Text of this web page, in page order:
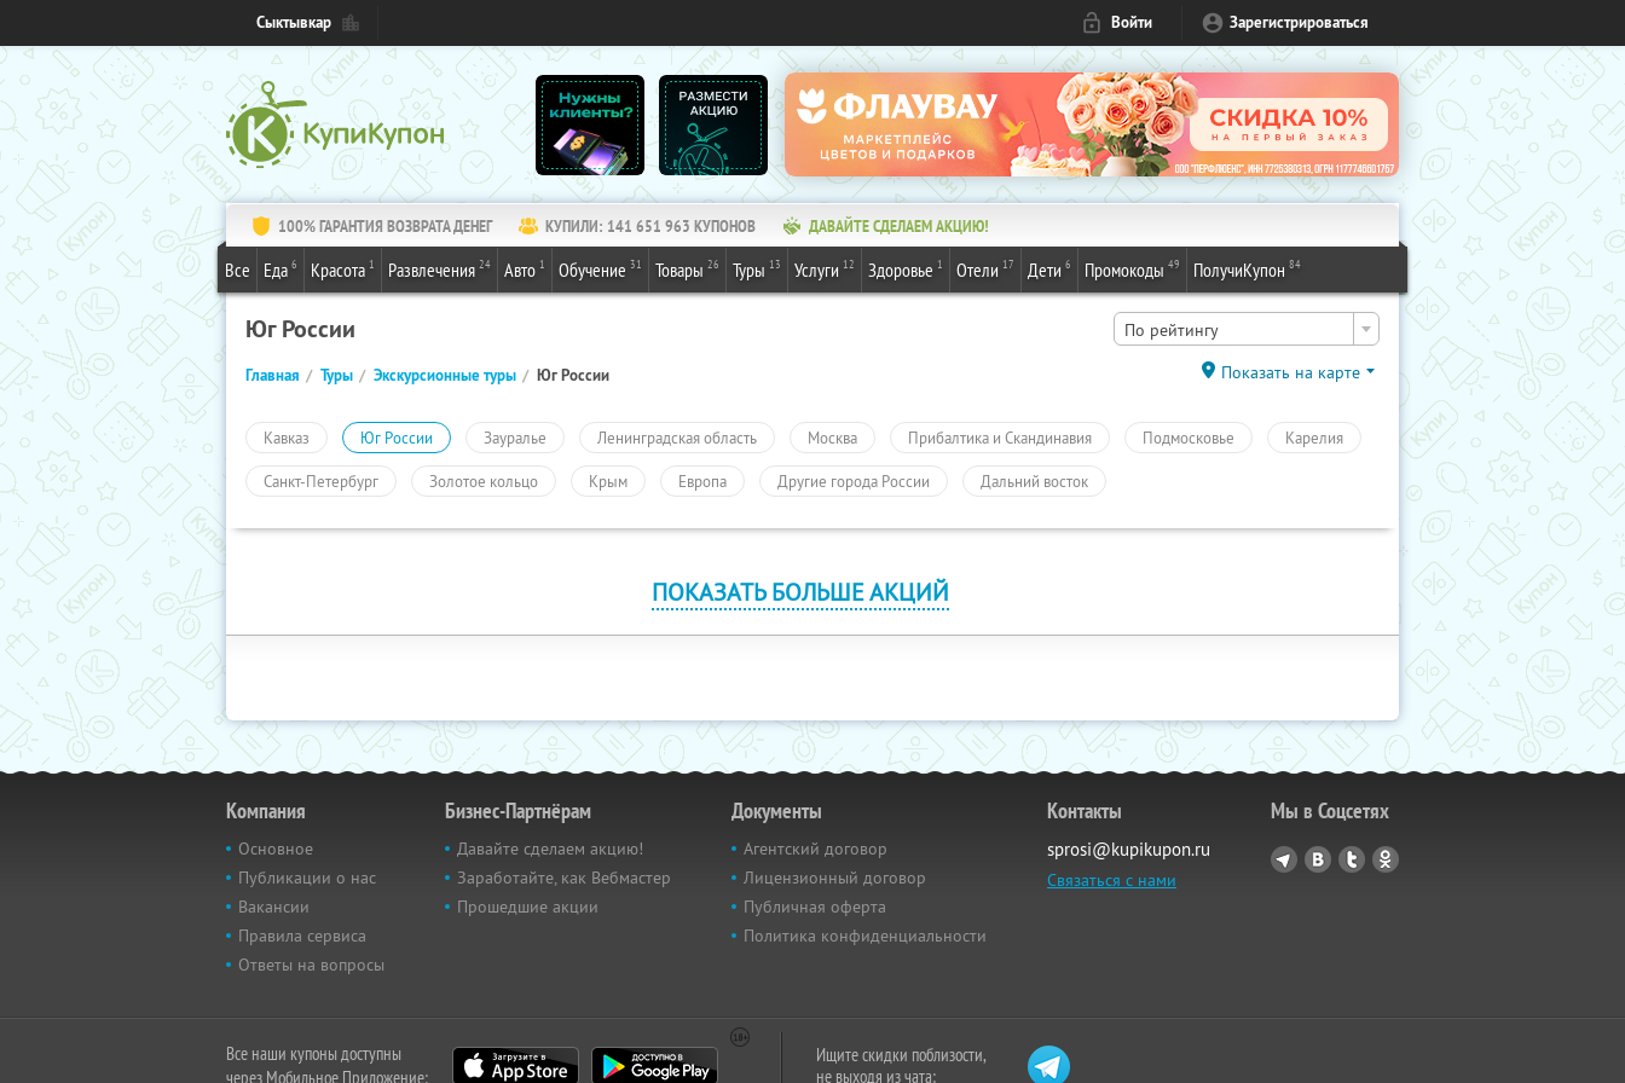
Сыктывкар Войти Зарегистрироваться
100% ГАРАНТИЯ ВОЗВРАТА ДЕНЕГ КУПИЛИ: 141 651 963 КУПОНОВ ДАВАЙТЕ СДЕЛАЕМ АКЦИЮ!
Все Еда 6 Красота 1 Развлечения 24 Авто 1 Обучение 31 Товары 26 Туры 13 Услуги 12 Здоровье 1 Отели 17 Дети 6 Промокоды 49 ПолучиКупон 84
Юг России По рейтингу
Главная Туры Экскурсионные туры Юг России Показать на карте
Кавказ Юг России Зауралье Ленинградская область Москва Прибалтика и Скандинавия Подмосковье Карелия
Санкт-Петербург Золотое кольцо Крым Европа Другие города России Дальний восток
ПОКАЗАТЬ БОЛЬШЕ АКЦИЙ
Компания
Основное
Публикации о нас
Вакансии
Правила сервиса
Ответы на вопросы
Бизнес-Партнёрам
Давайте сделаем акцию!
Заработайте, как Вебмастер
Прошедшие акции
Документы
Агентский договор
Лицензионный договор
Публичная оферта
Политика конфиденциальности
Контакты
sprosi@kupikupon.ru
Связаться с нами
Мы в Соцсетях
Все наши купоны доступны
через Мобильное Приложение:
Ищите скидки поблизости,
не выходя из чата: